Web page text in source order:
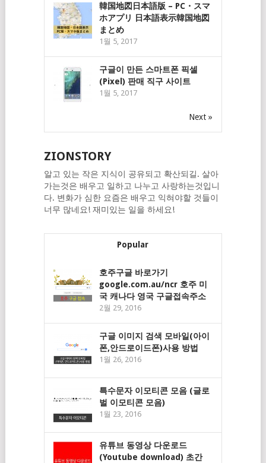
韓国地図日本語版 – PC・スマ
ホアプリ 日本語表示韓国地図
まとめ
1월 5, 2017
구글이 만든 스마트폰 픽셀
(Pixel) 판매 직구 사이트
1월 5, 2017
Next »
ZIONSTORY
알고 있는 작은 지식이 공유되고 확산되길. 살아
가는것은 배우고 일하고 나누고 사랑하는것입니
다. 변화가 심한 요즘은 배우고 익혀야할 것들이
너무 많네요! 재미있는 일을 하세요!
Popular
호주구글 바로가기
google.com.au/ncr 호주 미
국 캐나다 영국 구글접속주소
2월 29, 2016
구글 이미지 검색 모바일(아이
폰,안드로이드폰)사용 방법
1월 26, 2016
특수문자 이모티콘 모음 (글로
벌 이모티콘 모음)
1월 23, 2016
유튜브 동영상 다운로드
(Youtube download) 초간